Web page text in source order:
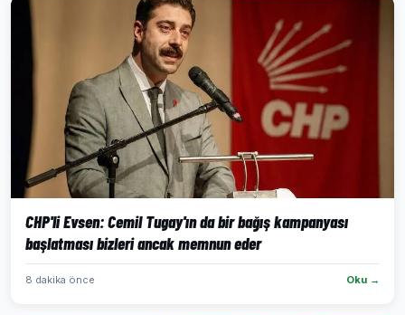
CHP'li Evsen: Cemil Tugay'ın da bir bağış kampanyası
başlatması bizleri ancak memnun eder
8 dakika önce Oku →